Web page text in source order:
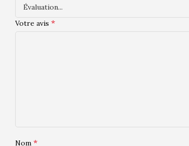
Votre avis *
Nom *